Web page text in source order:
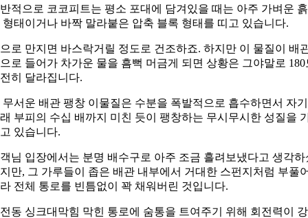
적으로 코코피트는 평소 포대에 담겨있을 때는 아주 가벼운
형태이거나 바짝 말라붙은 압축 블록 형태를 띠고 있습니다.
로 만지면 바스락거릴 정도로 건조하죠. 하지만 이 물질이 배
로 들어가 차가운 물을 흠뻑 머금게 되면 상황은 그야말로 180
히 달라집니다.
무서운 배관 팽창 이물질은 수분을 폭발적으로 흡수하면서 자기
부피의 수십 배까지 미친 듯이 팽창하는 무시무시한 성질을
있습니다.
님 입장에서는 분명 배수구로 아주 조금 흘려보냈다고 생각하
만, 그 가루들이 좁은 배관 내부에서 거대한 스펀지처럼 부풀
전체 통로를 빈틈없이 꽉 채워버린 것입니다.
동 싱크대막힘 막힌 통로에 숨통을 트여주기 위해 회전력이